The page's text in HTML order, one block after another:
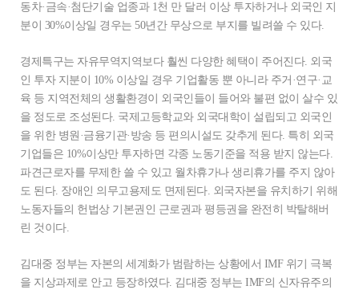
동차·금속·첨단기술 업종과 1천 만 달러 이상 투자하거나 외국인 지
분이 30%이상일 경우는 50년간 무상으로 부지를 빌려쓸 수 있다.
경제특구는 자유무역지역보다 훨씬 다양한 혜택이 주어진다. 외국
인 투자 지분이 10% 이상일 경우 기업활동 뿐 아니라 주거·연구·교
육 등 지역전체의 생활환경이 외국인들이 들어와 불편 없이 살수 있
을 정도로 조성된다. 국제고등학교와 외국대학이 설립되고 외국인
을 위한 병원·금융기관·방송 등 편의시설도 갖추게 된다. 특히 외국
기업들은 10%이상만 투자하면 각종 노동기준을 적용 받지 않는다.
파견근로자를 무제한 쓸 수 있고 월차휴가나 생리휴가를 주지 않아
도 된다. 장애인 의무고용제도 면제된다. 외국자본을 유치하기 위해
노동자들의 헌법상 기본권인 근로권과 평등권을 완전히 박탈해버
린 것이다.
김대중 정부는 자본의 세계화가 범람하는 상황에서 IMF 위기 극복
을 지상과제로 안고 등장하였다. 김대중 정부는 IMF의 신자유주의